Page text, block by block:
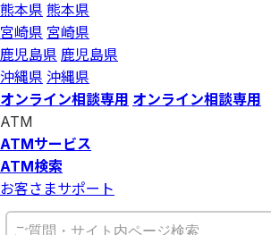
熊本県 熊本県
宮崎県 宮崎県
鹿児島県 鹿児島県
沖縄県 沖縄県
オンライン相談専用 オンライン相談専用
ATM
ATMサービス
ATM検索
お客さまサポート